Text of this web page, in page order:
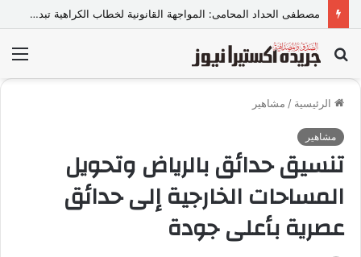
مصطفى الحداد المحامى: المواجهة القانونية لخطاب الكراهية تبدأ بتشريع واضح ووعي مجتمعي
بحث
عن
الرئيسية / مشاهير
مشاهير
تنسيق حدائق بالرياض وتحويل
المساحات الخارجية إلى حدائق
عصرية بأعلى جودة